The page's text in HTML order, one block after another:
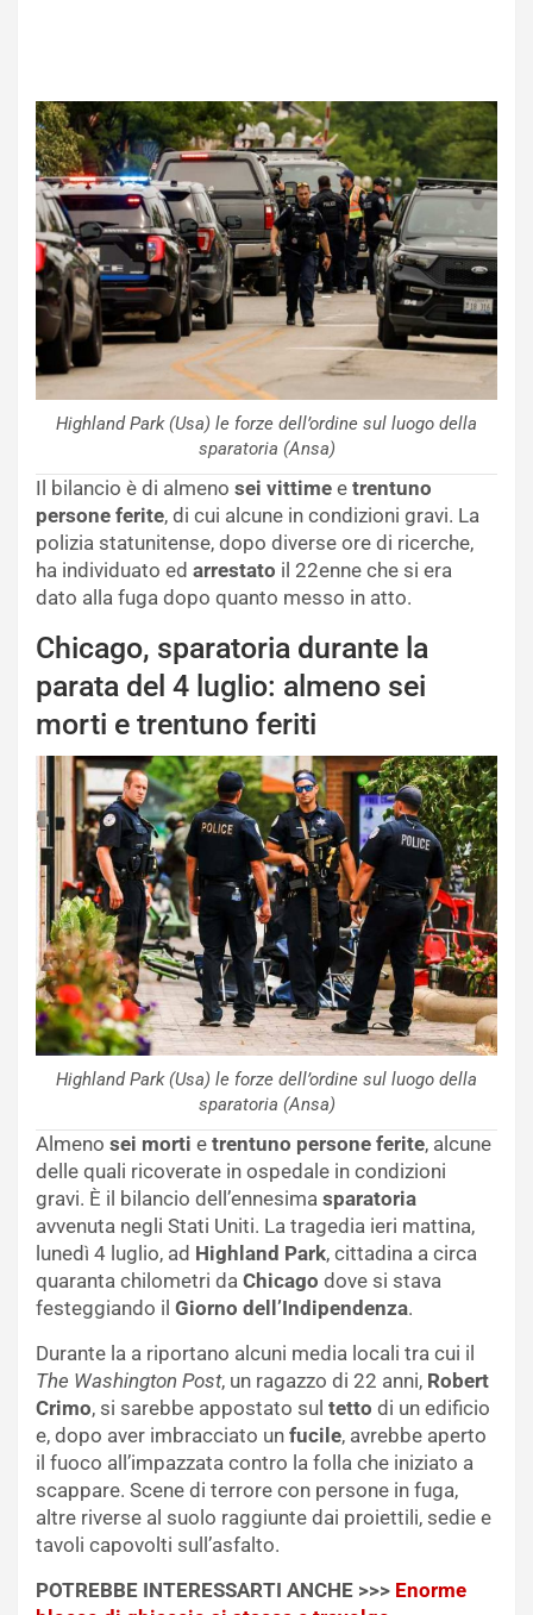
Highland Park (Usa) le forze dell’ordine sul luogo della
sparatoria (Ansa)
Il bilancio è di almeno sei vittime e trentuno
persone ferite, di cui alcune in condizioni gravi. La
polizia statunitense, dopo diverse ore di ricerche,
ha individuato ed arrestato il 22enne che si era
dato alla fuga dopo quanto messo in atto.
Chicago, sparatoria durante la
parata del 4 luglio: almeno sei
morti e trentuno feriti
Highland Park (Usa) le forze dell’ordine sul luogo della
sparatoria (Ansa)
Almeno sei morti e trentuno persone ferite, alcune
delle quali ricoverate in ospedale in condizioni
gravi. È il bilancio dell’ennesima sparatoria
avvenuta negli Stati Uniti. La tragedia ieri mattina,
lunedì 4 luglio, ad Highland Park, cittadina a circa
quaranta chilometri da Chicago dove si stava
festeggiando il Giorno dell’Indipendenza.
Durante la a riportano alcuni media locali tra cui il
The Washington Post, un ragazzo di 22 anni, Robert
Crimo, si sarebbe appostato sul tetto di un edificio
e, dopo aver imbracciato un fucile, avrebbe aperto
il fuoco all’impazzata contro la folla che iniziato a
scappare. Scene di terrore con persone in fuga,
altre riverse al suolo raggiunte dai proiettili, sedie e
tavoli capovolti sull’asfalto.
POTREBBE INTERESSARTI ANCHE >>> Enorme